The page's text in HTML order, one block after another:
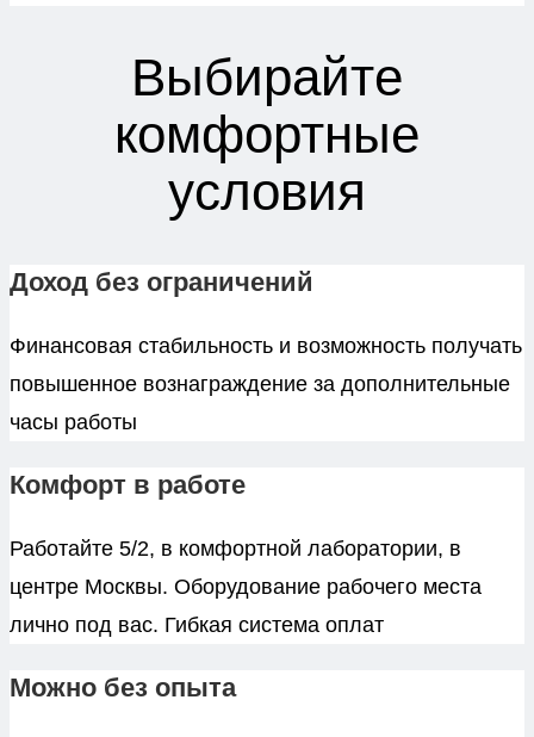
Выбирайте
комфортные
условия
Доход без ограничений
Финансовая стабильность и возможность получать
повышенное вознаграждение за дополнительные
часы работы
Комфорт в работе
Работайте 5/2, в комфортной лаборатории, в
центре Москвы. Оборудование рабочего места
лично под вас. Гибкая система оплат
Можно без опыта